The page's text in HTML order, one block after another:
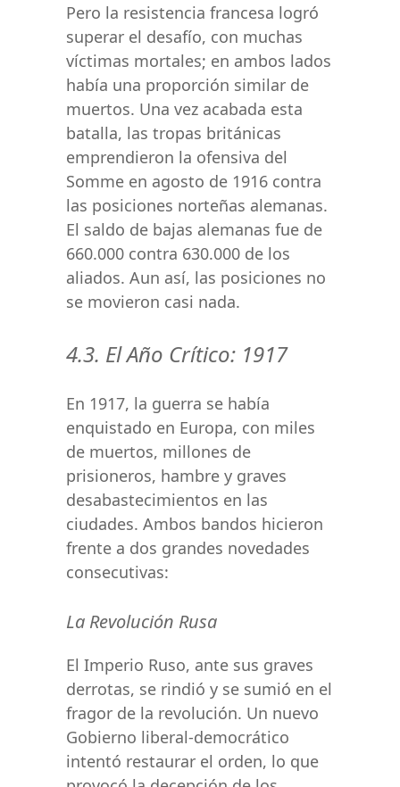
Pero la resistencia francesa logró
superar el desafío, con muchas
víctimas mortales; en ambos lados
había una proporción similar de
muertos. Una vez acabada esta
batalla, las tropas británicas
emprendieron la ofensiva del
Somme en agosto de 1916 contra
las posiciones norteñas alemanas.
El saldo de bajas alemanas fue de
660.000 contra 630.000 de los
aliados. Aun así, las posiciones no
se movieron casi nada.
4.3. El Año Crítico: 1917
En 1917, la guerra se había
enquistado en Europa, con miles
de muertos, millones de
prisioneros, hambre y graves
desabastecimientos en las
ciudades. Ambos bandos hicieron
frente a dos grandes novedades
consecutivas:
La Revolución Rusa
El Imperio Ruso, ante sus graves
derrotas, se rindió y se sumió en el
fragor de la revolución. Un nuevo
Gobierno liberal-democrático
intentó restaurar el orden, lo que